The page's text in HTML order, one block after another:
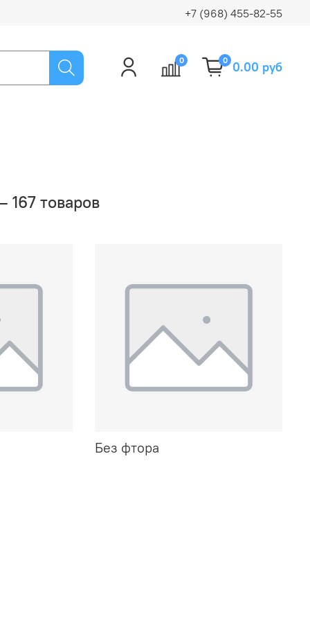
+7 (968) 455-82-55
0 0 0.00 руб
товаров
Без фтора